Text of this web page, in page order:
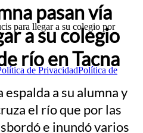
para llegar a su colegio por
de PrivacidadPolítica de
pasan vía
a su colegio
río en Tacna
a su alumna y
el río que por las
e inundó varios